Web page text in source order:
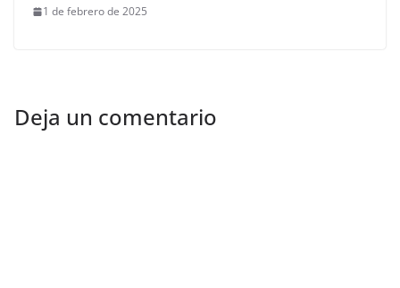
1 de febrero de 2025
Deja un comentario